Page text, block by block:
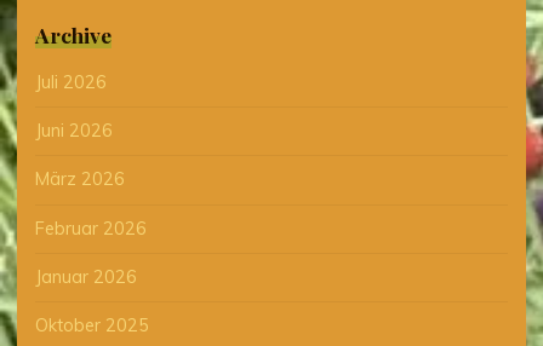
Archive
Juli 2026
Juni 2026
März 2026
Februar 2026
Januar 2026
Oktober 2025